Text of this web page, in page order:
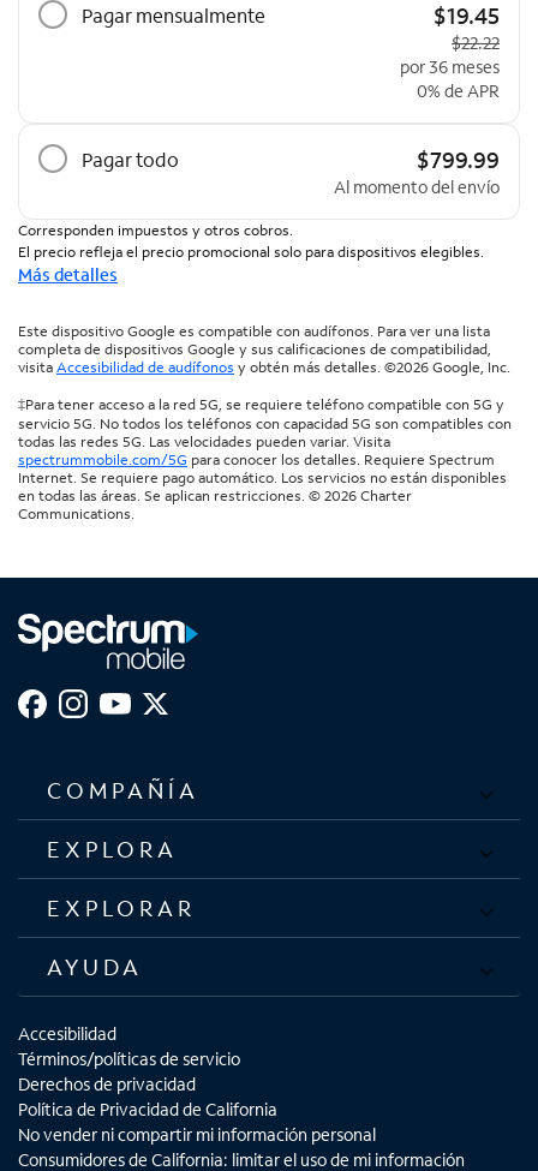
Pagar mensualmente $19.45
Precio
$22.22
por 36 meses
0% de APR
Pagar todo $799.99
Al momento del envío
Corresponden impuestos y otros cobros.
El precio refleja el precio promocional solo para dispositivos elegibles.
Más detalles
Este dispositivo Google es compatible con audífonos. Para ver una lista
completa de dispositivos Google y sus calificaciones de compatibilidad,
visita Accesibilidad de audífonos y obtén más detalles. ©2026 Google, Inc.
‡Para tener acceso a la red 5G, se requiere teléfono compatible con 5G y
servicio 5G. No todos los teléfonos con capacidad 5G son compatibles con
todas las redes 5G. Las velocidades pueden variar. Visita
spectrummobile.com/5G para conocer los detalles. Requiere Spectrum
Internet. Se requiere pago automático. Los servicios no están disponibles
en todas las áreas. Se aplican restricciones. © 2026 Charter
Communications.
COMPAÑÍA
EXPLORA
EXPLORAR
AYUDA
Accesibilidad
Términos/políticas de servicio
Derechos de privacidad
Política de Privacidad de California
No vender ni compartir mi información personal
Consumidores de California: limitar el uso de mi información